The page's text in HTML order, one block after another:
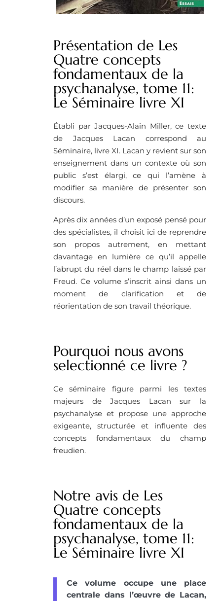
Présentation de Les
Quatre concepts
fondamentaux de la
psychanalyse, tome 11:
Le Séminaire livre XI
Établi par Jacques-Alain Miller, ce texte
de Jacques Lacan correspond au
Séminaire, livre XI. Lacan y revient sur son
enseignement dans un contexte où son
public s’est élargi, ce qui l’amène à
modifier sa manière de présenter son
discours.
Après dix années d’un exposé pensé pour
des spécialistes, il choisit ici de reprendre
son propos autrement, en mettant
davantage en lumière ce qu’il appelle
l’abrupt du réel dans le champ laissé par
Freud. Ce volume s’inscrit ainsi dans un
moment de clarification et de
réorientation de son travail théorique.
Pourquoi nous avons
selectionné ce livre ?
Ce séminaire figure parmi les textes
majeurs de Jacques Lacan sur la
psychanalyse et propose une approche
exigeante, structurée et influente des
concepts fondamentaux du champ
freudien.
Notre avis de Les
Quatre concepts
fondamentaux de la
psychanalyse, tome 11:
Le Séminaire livre XI
Ce volume occupe une place
centrale dans l’œuvre de Lacan,